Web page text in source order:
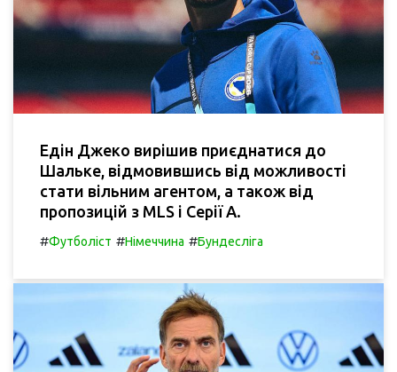
Едін Джеко вирішив приєднатися до
Шальке, відмовившись від можливості
стати вільним агентом, а також від
пропозицій з MLS і Серії А.
#Футболіст #Німеччина #Бундесліга